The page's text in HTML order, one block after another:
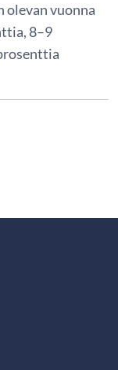
olevan vuonna
8–9